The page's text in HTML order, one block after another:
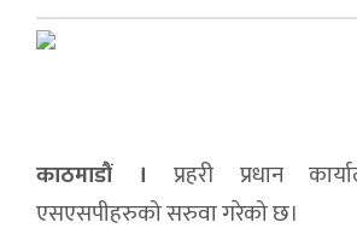
काठमाडौं । प्रहरी प्रधान
एसएसपीहरुको सरुवा गरेको छ।